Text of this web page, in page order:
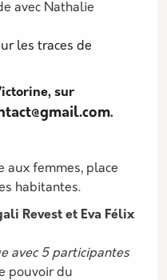
avec Nathalie
les traces de
sur
.
aux femmes, place
habitantes.
Revest et Eva Félix
avec 5 participantes
pouvoir du